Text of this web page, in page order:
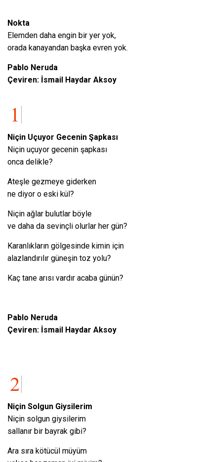
Nokta
Elemden daha engin bir yer yok,
orada kanayandan başka evren yok.
Pablo Neruda
Çeviren: İsmail Haydar Aksoy
Niçin Uçuyor Gecenin Şapkası
Niçin uçuyor gecenin şapkası
onca delikle?
Ateşle gezmeye giderken
ne diyor o eski kül?
Niçin ağlar bulutlar böyle
ve daha da sevinçli olurlar her gün?
Karanlıkların gölgesinde kimin için
alazlandırılır güneşin toz yolu?
Kaç tane arısı vardır acaba günün?
Pablo Neruda
Çeviren: İsmail Haydar Aksoy
Niçin Solgun Giysilerim
Niçin solgun giysilerim
sallanır bir bayrak gibi?
Ara sıra kötücül müyüm